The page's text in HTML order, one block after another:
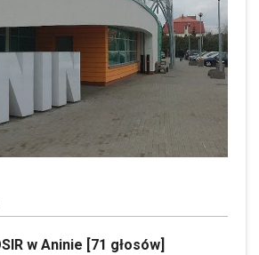
w Aninie [71 głosów]